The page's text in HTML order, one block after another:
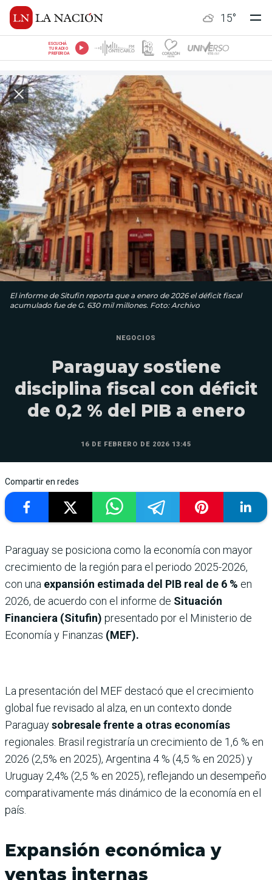
15°
ESCUCHÁ
TU RADIO
PREFERIDA
El informe de Situfin reporta que a enero de 2026 el déficit fiscal
acumulado fue de G. 630 mil millones. Foto: Archivo
NEGOCIOS
Paraguay sostiene
disciplina fiscal con déficit
de 0,2 % del PIB a enero
16 DE FEBRERO DE 2026 13:45
Compartir en redes
Paraguay se posiciona como la economía con mayor
crecimiento de la región para el periodo 2025-2026,
con una expansión estimada del PIB real de 6 % en
2026, de acuerdo con el informe de Situación
Financiera (Situfin) presentado por el Ministerio de
Economía y Finanzas (MEF).
La presentación del MEF destacó que el crecimiento
global fue revisado al alza, en un contexto donde
Paraguaysobresale frente a otras economías
regionales. Brasil registraría un crecimiento de 1,6 % en
2026 (2,5% en 2025), Argentina 4 % (4,5 % en 2025) y
Uruguay 2,4% (2,5 % en 2025), reflejando un desempeño
comparativamente más dinámico de la economía en el
país.
Expansión económica y
ventas internas